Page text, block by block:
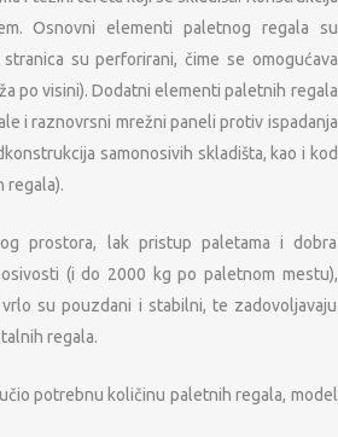
Osnovni elementi paletnog regala su
su perforirani, čime se omogućava
po visini). Dodatni elementi paletnih regala
i raznovrsni mrežni paneli protiv ispadanja
samonosivih skladišta, kao i kod
regala).
prostora, lak pristup paletama i dobra
(i do 2000 kg po paletnom mestu),
su pouzdani i stabilni, te zadovoljavaju
regala.
potrebnu količinu paletnih regala, model